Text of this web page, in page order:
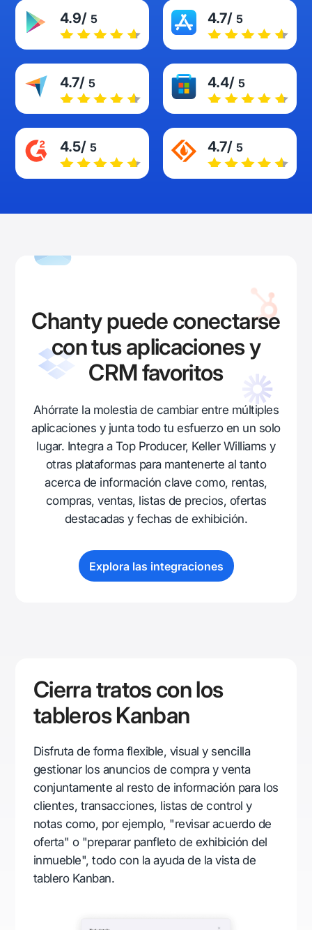
4.9/ 5 4.7/ 5
4.7/ 5 4.4/ 5
4.5/ 5 4.7/ 5
Chanty puede conectarse
con tus aplicaciones y
CRM favoritos
Ahórrate la molestia de cambiar entre múltiples
aplicaciones y junta todo tu esfuerzo en un solo
lugar. Integra a Top Producer, Keller Williams y
otras plataformas para mantenerte al tanto
acerca de información clave como, rentas,
compras, ventas, listas de precios, ofertas
destacadas y fechas de exhibición.
Explora las integraciones
Cierra tratos con los
tableros Kanban
Disfruta de forma flexible, visual y sencilla
gestionar los anuncios de compra y venta
conjuntamente al resto de información para los
clientes, transacciones, listas de control y
notas como, por ejemplo, "revisar acuerdo de
oferta" o "preparar panfleto de exhibición del
inmueble", todo con la ayuda de la vista de
tablero Kanban.